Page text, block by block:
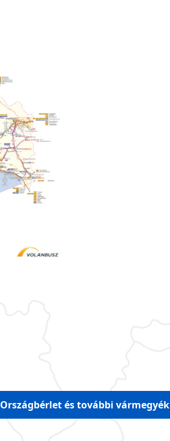
Országbérlet és további vármegyék